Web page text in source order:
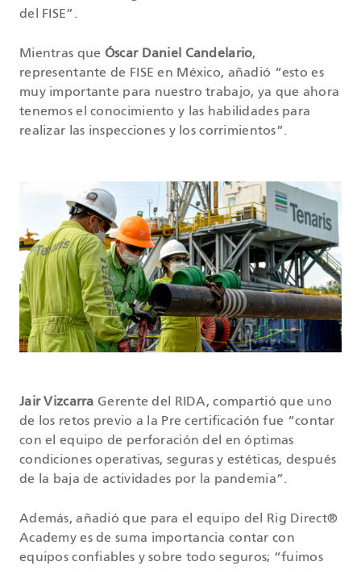
del FISE”.
Mientras que Óscar Daniel Candelario,
representante de FISE en México, añadió “esto es
muy importante para nuestro trabajo, ya que ahora
tenemos el conocimiento y las habilidades para
realizar las inspecciones y los corrimientos”.
Jair Vizcarra Gerente del RIDA, compartió que uno
de los retos previo a la Pre certificación fue “contar
con el equipo de perforación del en óptimas
condiciones operativas, seguras y estéticas, después
de la baja de actividades por la pandemia”.
Además, añadió que para el equipo del Rig Direct®
Academy es de suma importancia contar con
equipos confiables y sobre todo seguros; “fuimos